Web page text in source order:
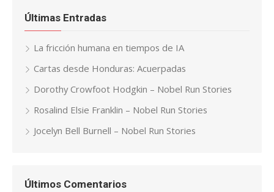
Últimas Entradas
La fricción humana en tiempos de IA
Cartas desde Honduras: Acuerpadas
Dorothy Crowfoot Hodgkin – Nobel Run Stories
Rosalind Elsie Franklin – Nobel Run Stories
Jocelyn Bell Burnell – Nobel Run Stories
Últimos Comentarios